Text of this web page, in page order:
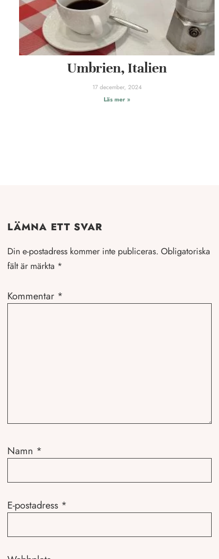
Umbrien, Italien
17 december, 2024
Läs mer »
LÄMNA ETT SVAR
Din e-postadress kommer inte publiceras. Obligatoriska
fält är märkta *
Kommentar *
Namn *
E-postadress *